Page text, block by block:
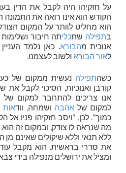
על חזקיהו היה לקבל את הדין
הקודש הוא אינו רואה את
הוא מחליט לוותר על המקום
בתפילה שתכליתה חיבור
אנוכית מהבורא. כאן נלמד
לאור הבורא ולשוב לעצמנו.
כשהתפילה נעשית ממקום של
קורבן ואנוכיות, הסיכוי לקבל את
אנו צריכים להתחבר למקום
למקום שלאהבה ושמחה, וודאות
כמוך”. לכן, “ויסב חזקיהו פניו אל
מה שנראה לו צודק, ובמקום זה
ללא תנאי וללא שיקולים שאינם מן
את סדרי בראשית. הוא מקבל
ומציל את ירושלים מנפילה בידי